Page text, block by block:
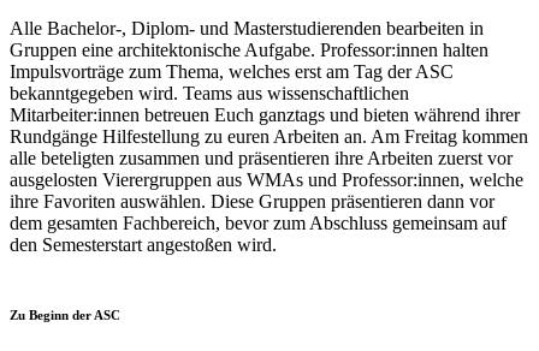
Alle Bachelor-, Diplom- und Masterstudierenden bearbeiten in
Gruppen eine architektonische Aufgabe. Professor:innen halten
Impulsvorträge zum Thema, welches erst am Tag der ASC
bekanntgegeben wird. Teams aus wissenschaftlichen
Mitarbeiter:innen betreuen Euch ganztags und bieten während ihrer
Rundgänge Hilfestellung zu euren Arbeiten an. Am Freitag kommen
alle beteligten zusammen und präsentieren ihre Arbeiten zuerst vor
ausgelosten Vierergruppen aus WMAs und Professor:innen, welche
ihre Favoriten auswählen. Diese Gruppen präsentieren dann vor
dem gesamten Fachbereich, bevor zum Abschluss gemeinsam auf
den Semesterstart angestoßen wird.
Zu Beginn der ASC